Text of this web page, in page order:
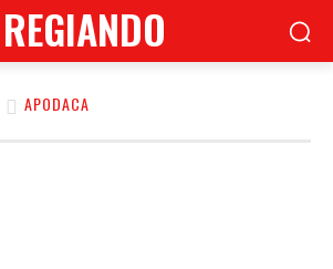
REGIANDO
APODACA